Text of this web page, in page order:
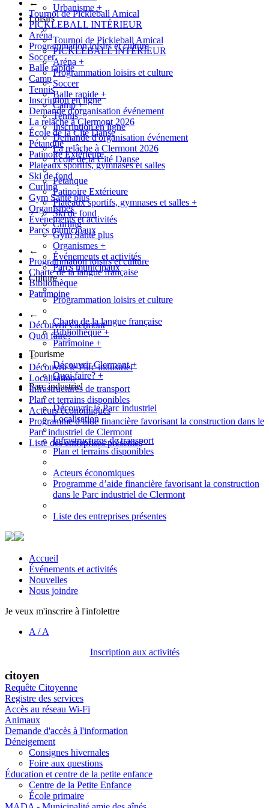
←
Tournoi de Pickleball Amical
PICKLEBALL INTÉRIEUR
Aréna
Programmation loisirs et culture
Soccer
Balle rapide
Camp
Tennis
Inscription en ligne
Demande d'organisation événement
La relâche à Clermont 2026
École de la Cité Danse
Pétanque
Patinoire Extérieure
Plateaux sportifs, gymnases et salles
Ski de fond
Curling
Gym Santé plus
Organismes
Événements et activités
Parcs municipaux
←
Programmation loisirs et culture
Charte de la langue française
Bibliothèque
Patrimoine
←
Découvrir Clermont
Quoi faire?
←
Découvrir le Parc industriel
Localisation
Infrastructures de transport
Plan et terrains disponibles
Acteurs économiques
Programme d’aide financière favorisant la construction dans le
Parc industriel de Clermont
Liste des entreprises présentes
Urbanisme +
Loisirs
Tournoi de Pickleball Amical
PICKLEBALL INTÉRIEUR
Aréna +
Programmation loisirs et culture
Soccer
Balle rapide +
Camp+
Tennis
Inscription en ligne
Demande d'organisation événement
La relâche à Clermont 2026
École de la Cité Danse
Pétanque
Patinoire Extérieure
Plateaux sportifs, gymnases et salles +
Ski de fond
Curling
Gym Santé plus
Organismes +
Événements et activités
Parcs municipaux
Culture
Programmation loisirs et culture
Charte de la langue française
Bibliothèque+
Patrimoine +
Tourisme
Découvrir Clermont+
Quoi faire? +
Parc industriel
Découvrir le Parc industriel
Localisation
Infrastructures de transport
Plan et terrains disponibles
Acteurs économiques
Programme d’aide financière favorisant la construction
dans le Parc industriel de Clermont
Liste des entreprises présentes
Accueil
Événements et activités
Nouvelles
Nous joindre
Je veux m'inscrire à l'infolettre
A /A
Inscription aux activités
citoyen
Requête Citoyenne
Registre des services
Accès au réseau Wi-Fi
Animaux
Demande d'accès à l'information
Déneigement
Consignes hivernales
Foire aux questions
Éducation et centre de la petite enfance
Centre de la Petite Enfance
École primaire